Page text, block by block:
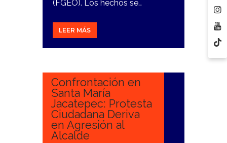
(FGEO). Los hechos se…
LEER MÁS
18
Confrontación en
Santa María
Jacatepec: Protesta
Ciudadana Deriva
en Agresión al
Alcalde